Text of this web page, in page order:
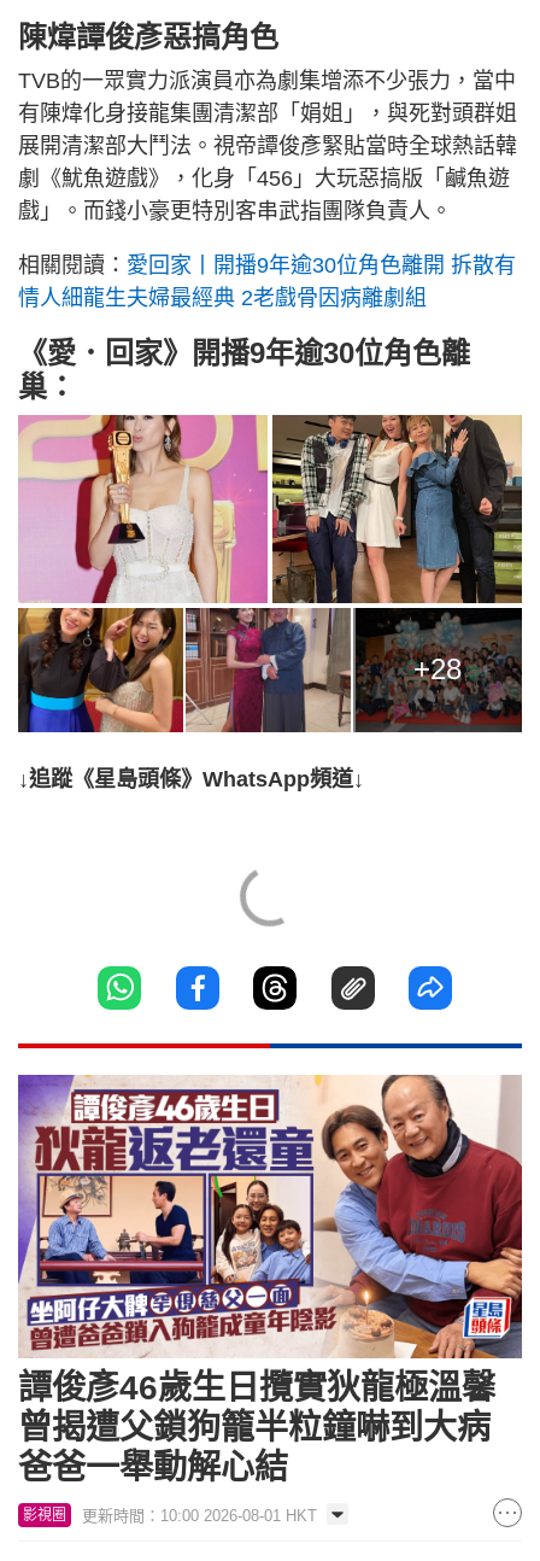
陳煒譚俊彥惡搞角色
TVB的一眾實力派演員亦為劇集增添不少張力，當中
有陳煒化身接龍集團清潔部「娟姐」，與死對頭群姐
展開清潔部大鬥法。視帝譚俊彥緊貼當時全球熱話韓
劇《魷魚遊戲》，化身「456」大玩惡搞版「鹹魚遊
戲」。而錢小豪更特別客串武指團隊負責人。
相關閱讀： 愛回家丨開播9年逾30位角色離開 拆散有
情人細龍生夫婦最經典 2老戲骨因病離劇組
《愛．回家》開播9年逾30位角色離
巢：
+28
↓追蹤《星島頭條》WhatsApp頻道↓
譚俊彥46歲生日攬實狄龍極溫馨
曾揭遭父鎖狗籠半粒鐘嚇到大病
爸爸一舉動解心結
影視圈 更新時間：10:00 2026-08-01 HKT